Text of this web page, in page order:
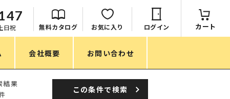
日祝 無料カタログ お気に入り ログイン カート
会社概要 お問い合わせ
結果
この条件で検索